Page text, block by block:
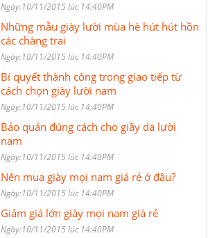
Ngày:10/11/2015 lúc 14:40PM
Những mẫu giày lười mùa hè hút hút hồn
các chàng trai
Ngày:10/11/2015 lúc 14:40PM
Bí quyết thành công trong giao tiếp từ
cách chọn giày lười nam
Ngày:10/11/2015 lúc 14:40PM
Bảo quản đúng cách cho giầy da lười
nam
Ngày:10/11/2015 lúc 14:40PM
Nên mua giày mọi nam giá rẻ ở đâu?
Ngày:10/11/2015 lúc 14:40PM
Giảm giá lớn giày mọi nam giá rẻ
Ngày:10/11/2015 lúc 14:40PM